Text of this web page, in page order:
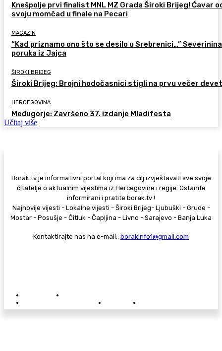
Knešpolje prvi finalist MNL MZ Grada Široki Brijeg! Ćavar
svoju momčad u finale na Pecari
MAGAZIN
“Kad priznamo ono što se desilo u Srebrenici…” Severinina
poruka iz Jajca
ŠIROKI BRIJEG
Široki Brijeg: Brojni hodočasnici stigli na prvu večer
HERCEGOVINA
Međugorje: Završeno 37. izdanje Mladifesta
Učitaj više
Borak.tv je informativni portal koji ima za cilj izvještavati sve svoje
čitatelje o aktualnim vijestima iz Hercegovine i regije. Ostanite
informirani i pratite borak.tv !
Najnovije vijesti - Lokalne vijesti - Široki Brijeg- Ljubuški - Grude -
Mostar - Posušje - Čitluk - Čapljina - Livno - Sarajevo - Banja Luka
Kontaktirajte nas na e-mail:: borakinfo1@gmail.com